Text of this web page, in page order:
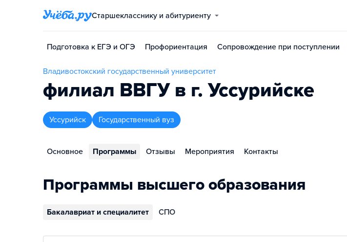
Старшекласснику и абитуриенту
Подготовка к ЕГЭ и ОГЭ Профориентация Сопровождение при поступлении
Владивостокский государственный университет
филиал ВВГУ в г. Уссурийске
Уссурийск Государственный вуз
Основное Программы Отзывы Мероприятия Контакты
Программы высшего образования
Бакалавриат и специалитет СПО